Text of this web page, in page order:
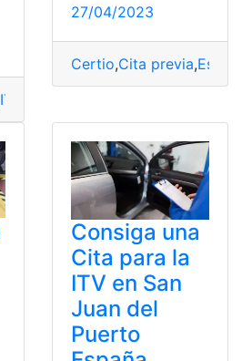
ITV
27/04/2023
Certio,Cita previa,
Consiga una
Cita para la
ITV en San
Juan del
Puerto